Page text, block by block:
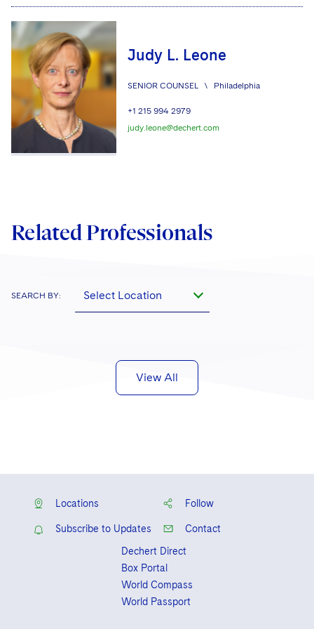
Regulatory Compliance
UCITS
Variable Insurance Products
World Compass
Life Sciences Litigation
Life Sciences Small and Large Molecule Litigation
M&A Litigation
Patent Litigation
Securities Litigation/Enforcement
Non-Profit/Foundations
Sovereign Wealth Funds
Tax Audits and Controversies
Cryptocurrency Enforcement & Investigations
SEC Regulatory Examinations and Inquiries
False Claims Act and Whistleblower/Qui Tam
Defense
Sovereign Wealth Funds
Visit this section
Government Contracts
Visit this section
Accounting Defense
Visit this section
Capital Solutions
Visit this section
我们可处理各类交易与监管事务，包括债务
与股权融资、并购、合营、能源管制、投
资、税收抵免与结构设计、环保合规、知识
产权、房地产及纠纷解决。我们的律师还向
专门为能源行业提供资本、设备与服务的上
市与非上市公司及机构，提供相关法律服
务。
Judy L. Leone
SENIOR COUNSEL \ Philadelphia
+1 215 994 2979
judy.leone@dechert.com
Related Professionals
SEARCH BY: Select Location
View All
Locations Follow
Subscribe to Updates
Contact
Dechert Direct
Box Portal
World Compass
World Passport